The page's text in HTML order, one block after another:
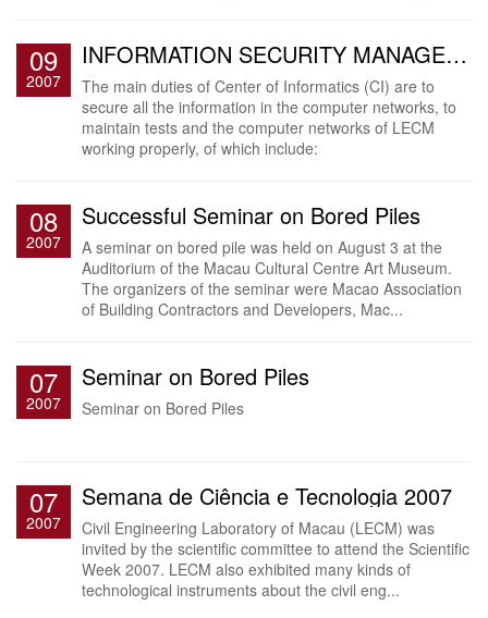
09
2007
INFORMATION SECURITY MANAGEMENT
The main duties of Center of Informatics (CI) are to
secure all the information in the computer networks, to
maintain tests and the computer networks of LECM
working properly, of which include:
08
2007
Successful Seminar on Bored Piles
A seminar on bored pile was held on August 3 at the
Auditorium of the Macau Cultural Centre Art Museum.
The organizers of the seminar were Macao Association
of Building Contractors and Developers, Mac...
07
2007
Seminar on Bored Piles
Seminar on Bored Piles
07
2007
Semana de Ciência e Tecnologia 2007
Civil Engineering Laboratory of Macau (LECM) was
invited by the scientific committee to attend the Scientific
Week 2007. LECM also exhibited many kinds of
technological instruments about the civil eng...